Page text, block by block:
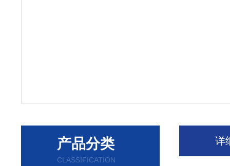
产品分类
CLASSIFICATION
详